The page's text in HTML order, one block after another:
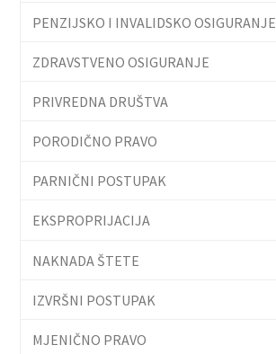
PENZIJSKO I INVALIDSKO OSIGURANJE
ZDRAVSTVENO OSIGURANJE
PRIVREDNA DRUŠTVA
PORODIČNO PRAVO
PARNIČNI POSTUPAK
EKSPROPRIJACIJA
NAKNADA ŠTETE
IZVRŠNI POSTUPAK
MJENIČNO PRAVO